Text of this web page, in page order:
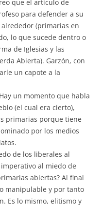
que el artículo de
para defender a su
(primarias en
lo que sucede dentro o
de Iglesias y las
Abierta). Garzón, con
un capote a la
un momento que habla
(el cual era cierto),
primarias porque tiene
por los medios
de los liberales al
al miedo de
abiertas? Al final
manipulable y por tanto
Es lo mismo, elitismo y